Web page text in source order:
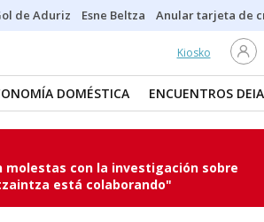
de Aduriz Esne Beltza Anular tarjeta de
Kiosko
DOMÉSTICA ENCUENTROS DEIA
molestas con la investigación sobre
está colaborando"